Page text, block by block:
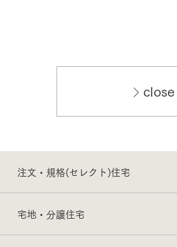
close
注文・規格(セレクト)住宅
宅地・分譲住宅